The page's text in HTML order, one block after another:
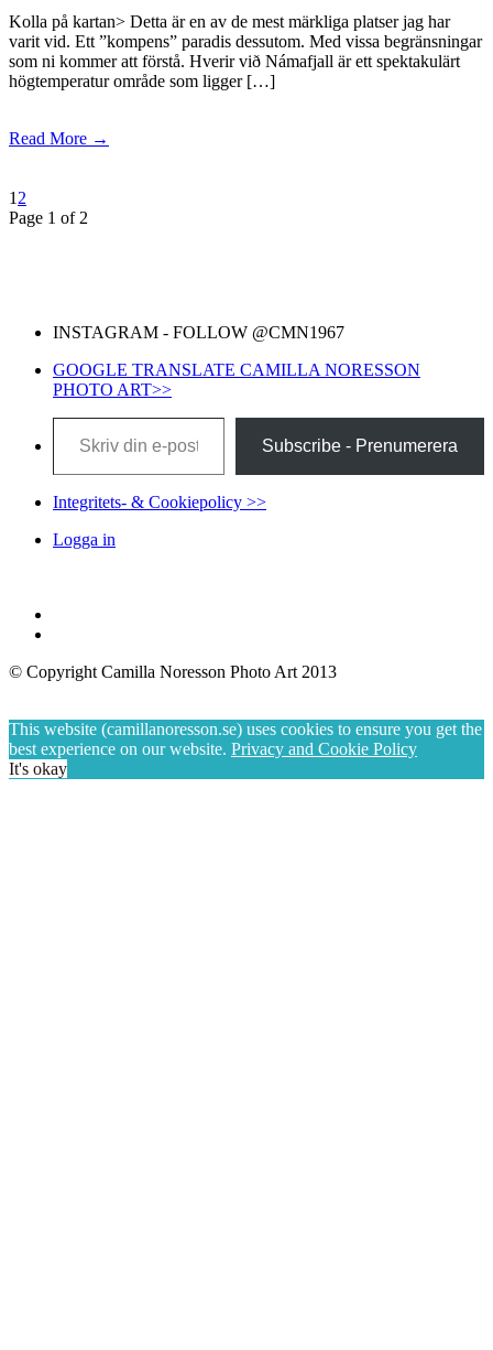
Kolla på kartan> Detta är en av de mest märkliga platser jag har
varit vid. Ett ”kompens” paradis dessutom. Med vissa begränsningar
som ni kommer att förstå. Hverir við Námafjall är ett spektakulärt
högtemperatur område som ligger […]
Read More →
1 2
Page 1 of 2
INSTAGRAM - FOLLOW @CMN1967
GOOGLE TRANSLATE CAMILLA NORESSON
PHOTO ART>>
Skriv din e-post …
Subscribe - Prenumerera
Integritets- & Cookiepolicy >>
Logga in
© Copyright Camilla Noresson Photo Art 2013
This website (camillanoresson.se) uses cookies to ensure you get the
best experience on our website. Privacy and Cookie Policy
It's okay